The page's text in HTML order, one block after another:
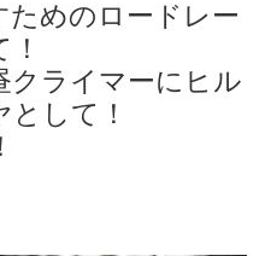
ためのロードレー
クライマーにヒル
して！